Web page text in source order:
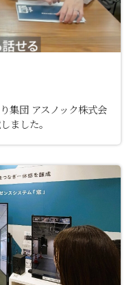
集団 アスノック株式会
ました。